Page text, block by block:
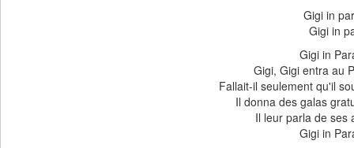
Gigi in
Gigi in
Gigi in
Gigi, Gigi entra au
Fallait-il seulement qu'il
Il donna des galas
Il leur parla de ses
Gigi in